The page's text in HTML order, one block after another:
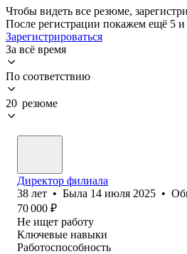
Чтобы видеть все резюме,
После регистрации покажем ещё 5
Зарегистрироваться
За всё время
По соответствию
20 резюме
Директор филиала
38 лет • Была 14 июля 2025 •
70 000 ₽
Не ищет работу
Ключевые навыки
Работоспособность